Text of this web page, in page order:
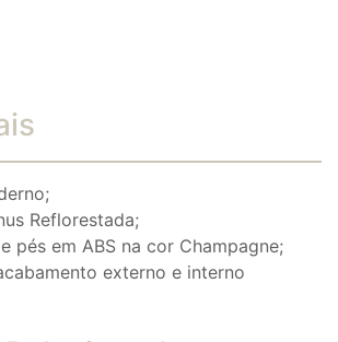
Reflorestada;
pés em ABS na cor Champagne;
externo e interno